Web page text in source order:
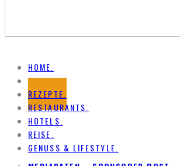
HOME.
NEWS.
REZEPTE.
RESTAURANTS.
HOTELS.
REISE.
GENUSS & LIFESTYLE.